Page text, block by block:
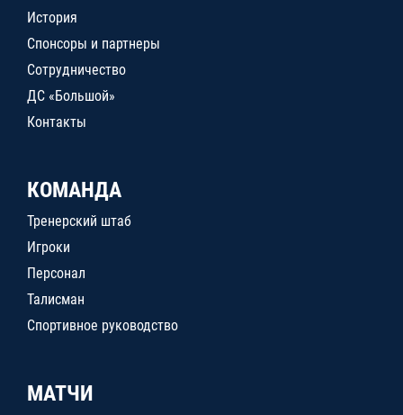
История
Спонсоры и партнеры
Сотрудничество
ДС «Большой»
Контакты
КОМАНДА
Тренерский штаб
Игроки
Персонал
Талисман
Спортивное руководство
МАТЧИ